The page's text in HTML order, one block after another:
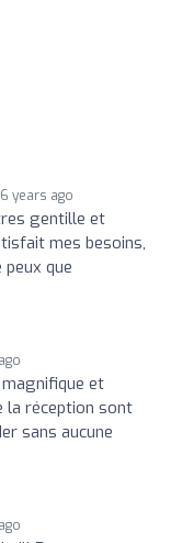
6 years ago
gentille et
mes besoins,
que
et
la réception sont
sans aucune